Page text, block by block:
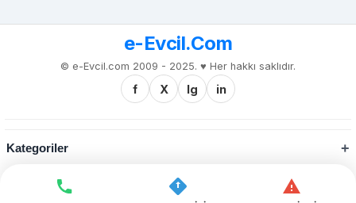
e-Evcil.Com
© e-Evcil.com 2009 - 2025. ♥️ Her hakkı saklıdır.
f X Ig in
Kategoriler